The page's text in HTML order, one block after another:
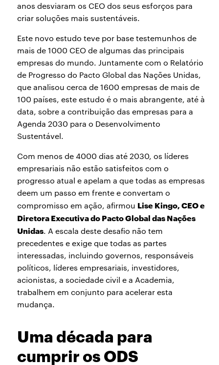
anos desviaram os CEO dos seus esforços para
criar soluções mais sustentáveis.
Este novo estudo teve por base testemunhos de
mais de 1000 CEO de algumas das principais
empresas do mundo. Juntamente com o Relatório
de Progresso do Pacto Global das Nações Unidas,
que analisou cerca de 1600 empresas de mais de
100 países, este estudo é o mais abrangente, até à
data, sobre a contribuição das empresas para a
Agenda 2030 para o Desenvolvimento
Sustentável.
Com menos de 4000 dias até 2030, os líderes
empresariais não estão satisfeitos com o
progresso atual e apelam a que todas as empresas
deem um passo em frente e convertam o
compromisso em ação, afirmou Lise Kingo, CEO e
Diretora Executiva do Pacto Global das Nações
Unidas. A escala deste desafio não tem
precedentes e exige que todas as partes
interessadas, incluindo governos, responsáveis
políticos, líderes empresariais, investidores,
acionistas, a sociedade civil e a Academia,
trabalhem em conjunto para acelerar esta
mudança.
Uma década para
cumprir os ODS